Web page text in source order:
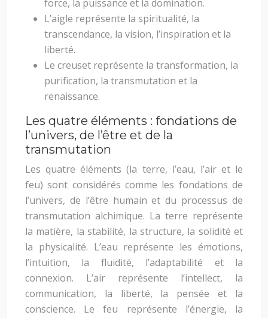
force, la puissance et la domination.
L’aigle représente la spiritualité, la
transcendance, la vision, l’inspiration et la
liberté.
Le creuset représente la transformation, la
purification, la transmutation et la
renaissance.
Les quatre éléments : fondations de
l’univers, de l’être et de la
transmutation
Les quatre éléments (la terre, l’eau, l’air et le
feu) sont considérés comme les fondations de
l’univers, de l’être humain et du processus de
transmutation alchimique. La terre représente
la matière, la stabilité, la structure, la solidité et
la physicalité. L’eau représente les émotions,
l’intuition, la fluidité, l’adaptabilité et la
connexion. L’air représente l’intellect, la
communication, la liberté, la pensée et la
conscience. Le feu représente l’énergie, la